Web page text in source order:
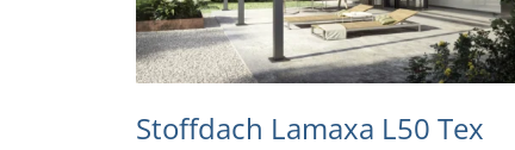
Stoffdach Lamaxa L50 Tex